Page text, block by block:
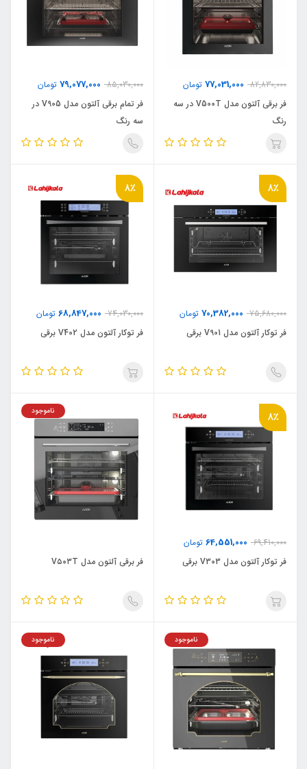
82,830,000
77,031,000 تومان
فر برقی آلتون مدل V500T در سه
رنگ
85,030,000
79,077,000 تومان
فر تمام برقی آلتون مدل V905 در
سه رنگ
8٪
75,680,000
70,382,000 تومان
فر توکار آلتون مدل V901 برقی
8٪
74,030,000
68,847,000 تومان
فر توکار آلتون مدل V402 برقی
8٪
69,410,000
64,551,000 تومان
فر توکار آلتون مدل V303 برقی
ناموجود
فر برقی آلتون مدل V۵۰۳T
ناموجود ناموجود